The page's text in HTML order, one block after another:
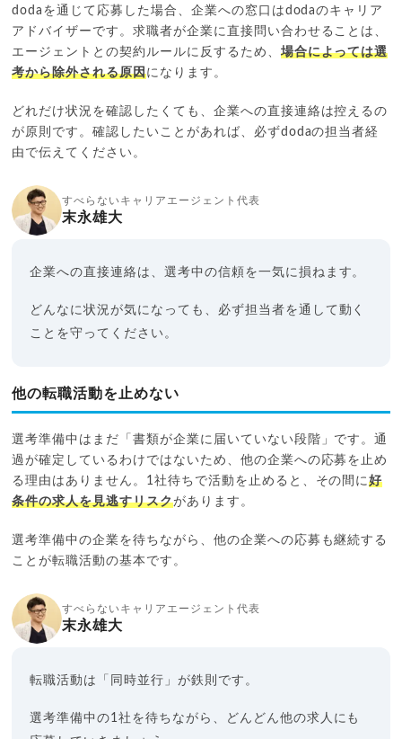
dodaを通じて応募した場合、企業への窓口はdodaのキャリア
アドバイザーです。求職者が企業に直接問い合わせることは、
エージェントとの契約ルールに反するため、 場合によっては選
考から除外される原因になります。
どれだけ状況を確認したくても、企業への直接連絡は控えるの
が原則です。確認したいことがあれば、必ずdodaの担当者経
由で伝えてください。
すべらないキャリアエージェント代表
末永雄大
企業への直接連絡は、選考中の信頼を一気に損ねます。
どんなに状況が気になっても、必ず担当者を通して動く
ことを守ってください。
他の転職活動を止めない
選考準備中はまだ「書類が企業に届いていない段階」です。通
過が確定しているわけではないため、他の企業への応募を止め
る理由はありません。1社待ちで活動を止めると、その間に好
条件の求人を見逃すリスクがあります。
選考準備中の企業を待ちながら、他の企業への応募も継続する
ことが転職活動の基本です。
すべらないキャリアエージェント代表
末永雄大
転職活動は「同時並行」が鉄則です。
選考準備中の1社を待ちながら、どんどん他の求人にも